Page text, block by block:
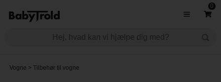
0
Vogne > Tilbehør til vogne